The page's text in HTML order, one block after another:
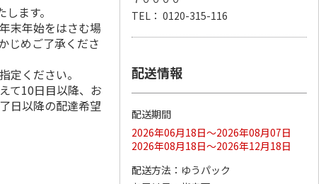
ドジャース 大谷翔
平 日本人最多53試
合連続出塁記念 シ
ル…
17,000円
谷翔平 2026 NL 3・
4月投手…
ます。
末年始をはさむ場
じめご了承くださ
ください。
て10日目以降、お
日以降の配達希望
TEL： 0120-315-116
配送情報
配送期間
2026年06月18日～2026年08月07日
2026年08月18日～2026年12月18日
配送方法
ゆうパック